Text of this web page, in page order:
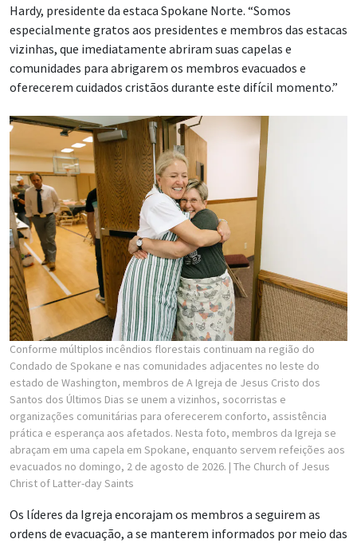
Hardy, presidente da estaca Spokane Norte. “Somos
especialmente gratos aos presidentes e membros das estacas
vizinhas, que imediatamente abriram suas capelas e
comunidades para abrigarem os membros evacuados e
oferecerem cuidados cristãos durante este difícil momento.”
Conforme múltiplos incêndios florestais continuam na região do
Condado de Spokane e nas comunidades adjacentes no leste do
estado de Washington, membros de A Igreja de Jesus Cristo dos
Santos dos Últimos Dias se unem a vizinhos, socorristas e
organizações comunitárias para oferecerem conforto, assistência
prática e esperança aos afetados. Nesta foto, membros da Igreja se
abraçam em uma capela em Spokane, enquanto servem refeições aos
evacuados no domingo, 2 de agosto de 2026. | The Church of Jesus
Christ of Latter-day Saints
Os líderes da Igreja encorajam os membros a seguirem as
ordens de evacuação, a se manterem informados por meio das